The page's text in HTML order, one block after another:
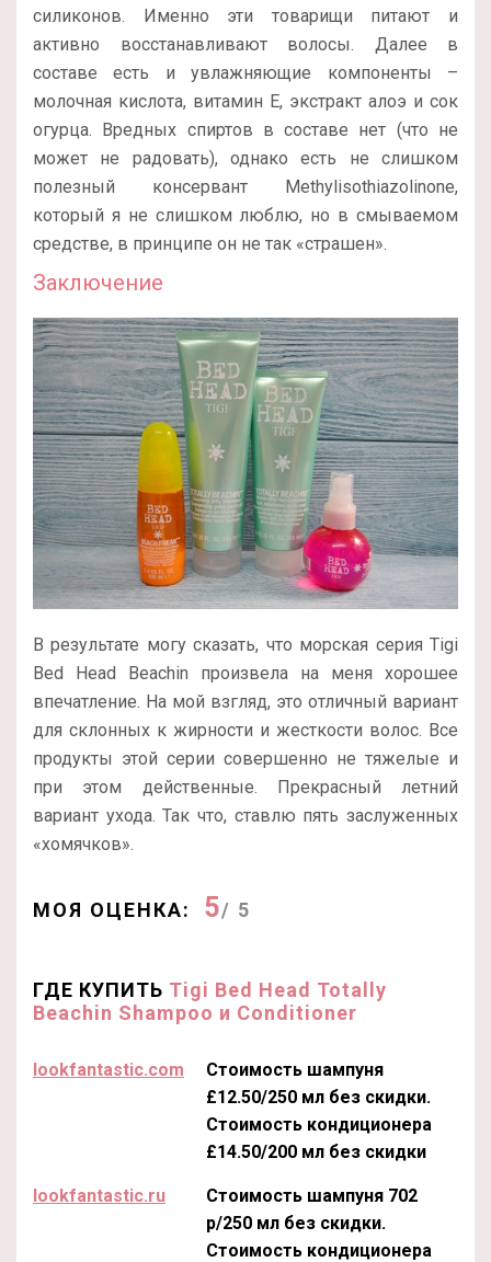
силиконов. Именно эти товарищи питают и
активно восстанавливают волосы. Далее в
составе есть и увлажняющие компоненты –
молочная кислота, витамин Е, экстракт алоэ и сок
огурца. Вредных спиртов в составе нет (что не
может не радовать), однако есть не слишком
полезный консервант Methylisothiazolinone,
который я не слишком люблю, но в смываемом
средстве, в принципе он не так «страшен».
Заключение
В результате могу сказать, что морская серия Tigi
Bed Head Beachin произвела на меня хорошее
впечатление. На мой взгляд, это отличный вариант
для склонных к жирности и жесткости волос. Все
продукты этой серии совершенно не тяжелые и
при этом действенные. Прекрасный летний
вариант ухода. Так что, ставлю пять заслуженных
«хомячков».
МОЯ ОЦЕНКА: 5/ 5
ГДЕ КУПИТЬ Tigi Bed Head Totally
Beachin Shampoo и Conditioner
lookfantastic.com
Стоимость шампуня
£12.50/250 мл без скидки.
Стоимость кондиционера
£14.50/200 мл без скидки
lookfantastic.ru
Стоимость шампуня 702
р/250 мл без скидки.
Стоимость кондиционера